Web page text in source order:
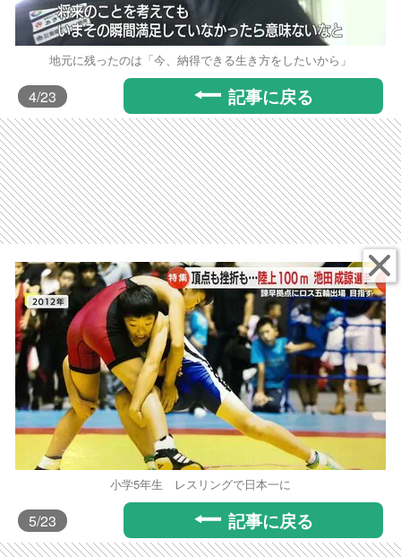
地元に残ったのは「今、納得できる生き方をしたいから」
4/23 記事に戻る
小学5年生 レスリングで日本一に
5/23 記事に戻る